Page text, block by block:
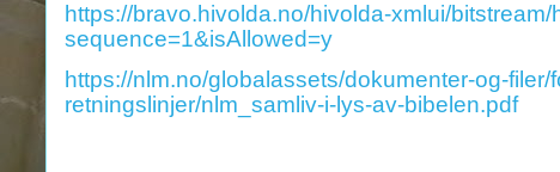
https://bravo.hivolda.no/hivolda-xmlui/
sequence=1&isAllowed=y
https://nlm.no/globalassets/dokumenter-og-
retningslinjer/nlm_samliv-i-lys-av-bibelen.pdf